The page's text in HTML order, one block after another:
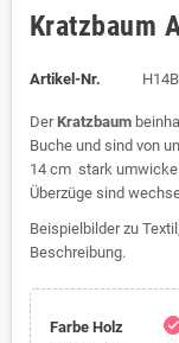
Kratzbaum
Artikel-Nr.
DerKratzbaum
Buche und sind von
14 cm stark
Überzüge sind
Beispielbilder zu
Beschreibung.
Farbe Holz
check